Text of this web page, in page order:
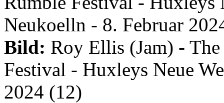
Bild: Roy Ellis (Jam) -
Festival - Huxleys Neue
2024 (12)